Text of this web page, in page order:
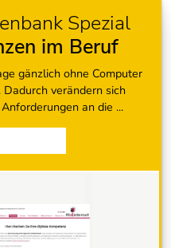
Spezial
im Beruf
gänzlich ohne Computer
verändern sich
an die ...